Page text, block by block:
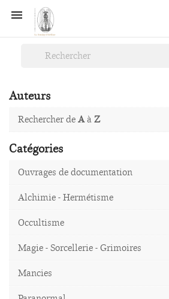

Auteurs
Rechercher deAàZ
Catégories
Ouvrages de documentation
Alchimie - Hermétisme
Occultisme
Magie - Sorcellerie - Grimoires
Mancies